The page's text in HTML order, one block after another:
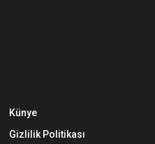
Künye
Gizlilik Politikası